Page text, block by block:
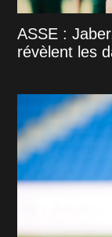
ASSE :
révèlent les